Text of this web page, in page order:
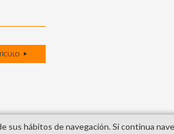
sus hábitos de navegación. Si continua